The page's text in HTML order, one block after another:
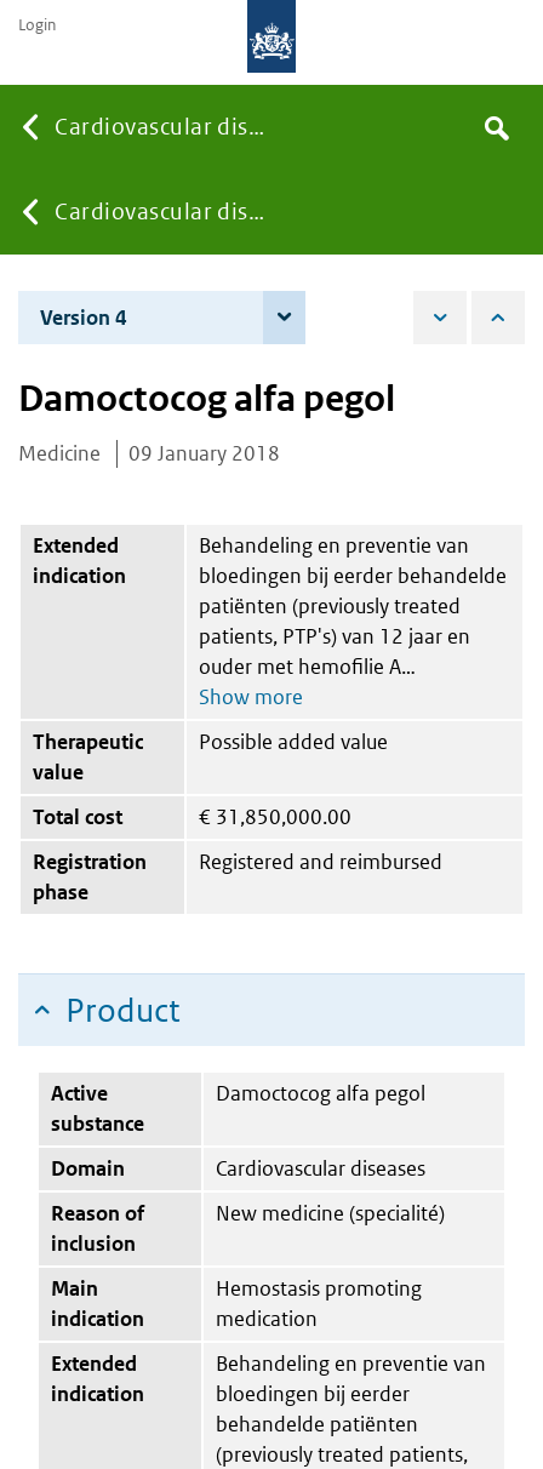
Cardiovascular diseases
You
are
here:
Cardiovascular diseases
the
Search
Login
Version 4
Damoctocog alfa pegol
Medicine 09 January 2018
Extended
indication
Behandeling en preventie van
bloedingen bij eerder behandelde
patiënten (previously treated
patients, PTP's) van 12 jaar en
ouder met hemofilie A
Therapeutic
value
Possible added value
Total cost € 31,850,000.00
Registration
phase
Registered and reimbursed
Product
Active
substance
Damoctocog alfa pegol
Domain
Cardiovascular diseases
Reason of
inclusion
New medicine (specialité)
Main
indication
Hemostasis promoting
medication
Extended
indication
Behandeling en preventie van
bloedingen bij eerder
behandelde patiënten
(previously treated patients,